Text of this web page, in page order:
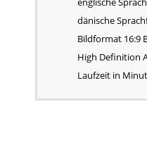
dänische
Bildformat 16:9
High Definition
Laufzeit in